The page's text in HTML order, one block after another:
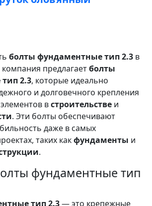
болты фундаментные тип 2.3 в
предлагаетболты
2.3, которые идеально
и долговечного крепления
встроительстве и
. Эти болты обеспечивают
даже в самых
таких какфундаменты и
.
фундаментные тип
тип 2.3— это крепежные